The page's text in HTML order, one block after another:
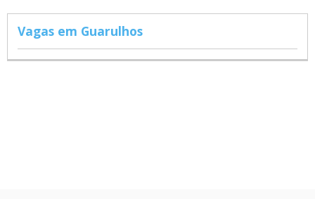
Vagas em Guarulhos